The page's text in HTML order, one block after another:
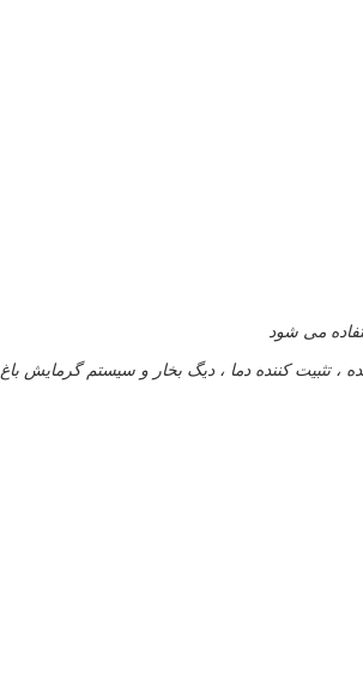
کننده دما ، دیگ بخار و سیستم گرمایش باغ.